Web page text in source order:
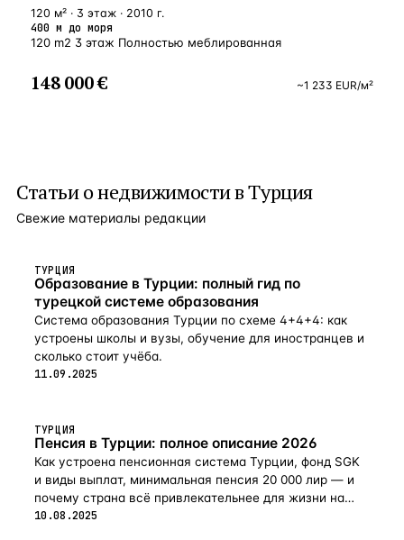
120 м² · 3 этаж · 2010 г.
400 м до моря
120 m2 3 этаж Полностью меблированная
148 000 € ~1 233 EUR/м²
Статьи онедвижимости в Турция
Свежие материалы редакции
ТУРЦИЯ
Образование в Турции: полный гид по
турецкой системе образования
Система образования Турции по схеме 4+4+4: как
устроены школы и вузы, обучение для иностранцев и
сколько стоит учёба.
11.09.2025
ТУРЦИЯ
Пенсия в Турции: полное описание 2026
Как устроена пенсионная система Турции, фонд SGK
и виды выплат, минимальная пенсия 20 000 лир — и
почему страна всё привлекательнее для жизни на
пенсии в 2026-м.
10.08.2025